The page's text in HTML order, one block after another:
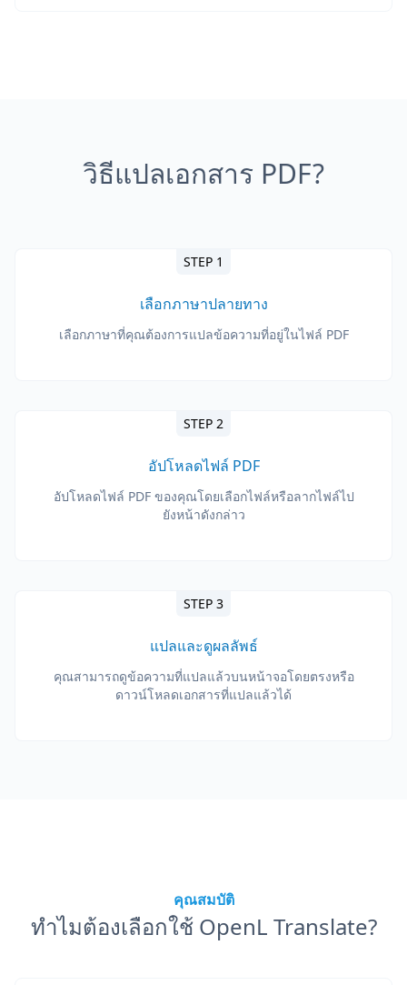
วิธีแปลเอกสาร PDF?
STEP 1
เลือกภาษาปลายทาง
เลือกภาษาที่คุณต้องการแปลข้อความที่อยู่ในไฟล์ PDF
STEP 2
อัปโหลดไฟล์ PDF
อัปโหลดไฟล์ PDF ของคุณโดยเลือกไฟล์หรือลากไฟล์ไป
ยังหน้าดังกล่าว
STEP 3
แปลและดูผลลัพธ์
คุณสามารถดูข้อความที่แปลแล้วบนหน้าจอโดยตรงหรือ
ดาวน์โหลดเอกสารที่แปลแล้วได้
คุณสมบัติ
ทำไมต้องเลือกใช้ OpenL Translate?